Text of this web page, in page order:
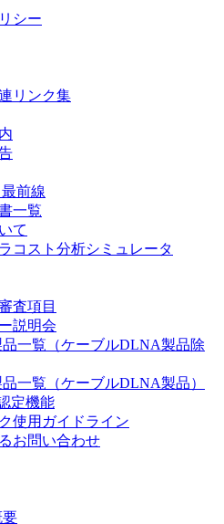
シー
リンク集
前線
一覧
て
コスト分析シミュレータ
査項目
説明会
品一覧（ケーブルDLNA製品除
一覧（ケーブルDLNA製品）
定機能
使用ガイドライン
お問い合わせ
要